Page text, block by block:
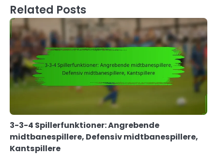
Related Posts
3-3-4 Spillerfunktioner: Angrebende
midtbanespillere, Defensiv midtbanespillere,
Kantspillere